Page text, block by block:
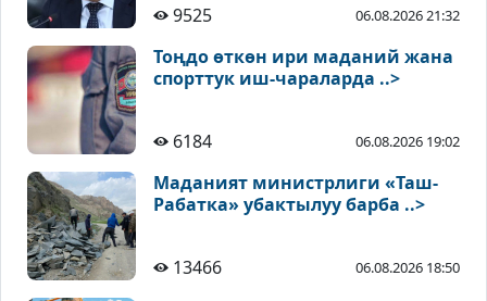
9525 06.08.2026 21:32
Тоңдо өткөн ири маданий жана
спорттук иш-чараларда ..>
6184 06.08.2026 19:02
Маданият министрлиги «Таш-
Рабатка» убактылуу барба ..>
13466 06.08.2026 18:50